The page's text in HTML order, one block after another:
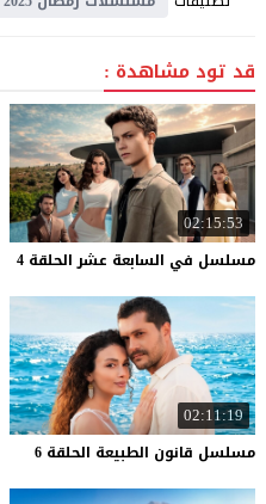
قد تود مشاهدة :
02:15:53
مسلسل في السابعة عشر الحلقة 4
02:11:19
مسلسل قانون الطبيعة الحلقة 6